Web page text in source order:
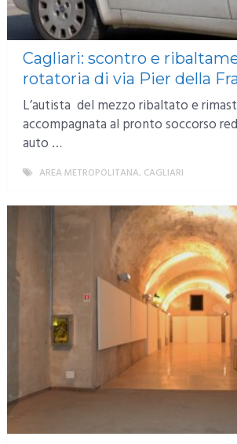
Cagliari: scontro e
rotatoria di via Pier della
L’autista del mezzo ribaltato e
accompagnata al pronto soccorso
auto …
AREA METROPOLITANA, CAGLIARI